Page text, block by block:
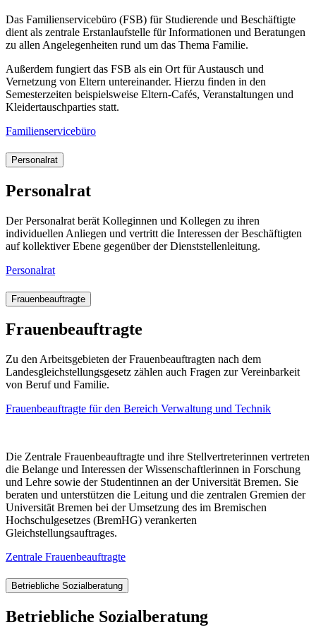
Das Familienservicebüro (FSB) für Studierende und Beschäftigte
dient als zentrale Erstanlaufstelle für Informationen und Beratungen
zu allen Angelegenheiten rund um das Thema Familie.
Außerdem fungiert das FSB als ein Ort für Austausch und
Vernetzung von Eltern untereinander. Hierzu finden in den
Semesterzeiten beispielsweise Eltern-Cafés, Veranstaltungen und
Kleidertauschparties statt.
Familienservicebüro
Personalrat
Personalrat
Der Personalrat berät Kolleginnen und Kollegen zu ihren
individuellen Anliegen und vertritt die Interessen der Beschäftigten
auf kollektiver Ebene gegenüber der Dienststellenleitung.
Personalrat
Frauenbeauftragte
Frauenbeauftragte
Zu den Arbeitsgebieten der Frauenbeauftragten nach dem
Landesgleichstellungsgesetz zählen auch Fragen zur Vereinbarkeit
von Beruf und Familie.
Frauenbeauftragte für den Bereich Verwaltung und Technik
Die Zentrale Frauenbeauftragte und ihre Stellvertreterinnen vertreten
die Belange und Interessen der Wissenschaftlerinnen in Forschung
und Lehre sowie der Studentinnen an der Universität Bremen. Sie
beraten und unterstützen die Leitung und die zentralen Gremien der
Universität Bremen bei der Umsetzung des im Bremischen
Hochschulgesetzes (BremHG) verankerten
Gleichstellungsauftrages.
Zentrale Frauenbeauftragte
Betriebliche Sozialberatung
Betriebliche Sozialberatung